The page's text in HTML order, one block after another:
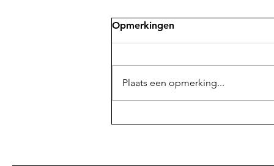
Opmerkingen
Plaats een opmerking...